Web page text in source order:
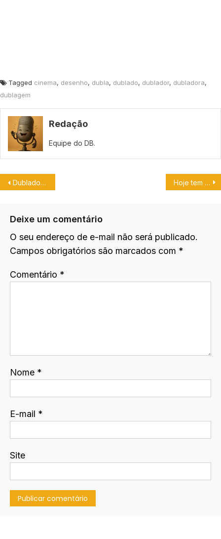
Tagged cinema, desenho, dubla, dublado, dublador, dubladora,
dublagem
Redação
Equipe do DB.
Dublador José Leonardo é atração no Inovva Geek. Hoje tem complemento do Papo com Machado.
Deixe um comentário
O seu endereço de e-mail não será publicado.
Campos obrigatórios são marcados com *
Comentário *
Nome *
E-mail *
Site